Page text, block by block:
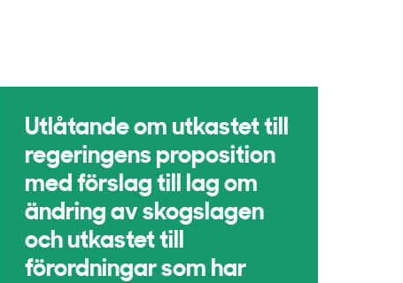
Utlåtande om utkastet till
regeringens proposition
med förslag till lag om
ändring av skogslagen
och utkastet till
förordningar som har